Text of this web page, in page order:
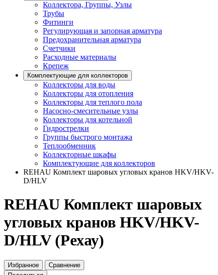
Коллектора, Группы, Узлы
Трубы
Фитинги
Регулирующая и запорная арматура
Предохранительная арматура
Счетчики
Расходные материалы
Крепеж
Комплектующие для коллекторов
Коллекторы для воды
Коллекторы для отопления
Коллекторы для теплого пола
Насосно-смесительные узлы
Коллекторы для котельной
Гидрострелки
Группы быстрого монтажа
Теплообменник
Коллекторные шкафы
Комплектующие для коллекторов
REHAU Комплект шаровых угловых кранов HKV/HKV-
D/HLV
REHAU Комплект шаровых
угловых кранов HKV/HKV-
D/HLV (Рехау)
Избранное
Сравнение